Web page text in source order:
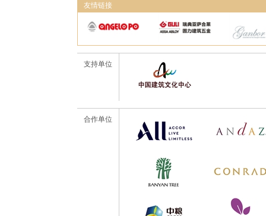
友情链接
支持单位
合作单位